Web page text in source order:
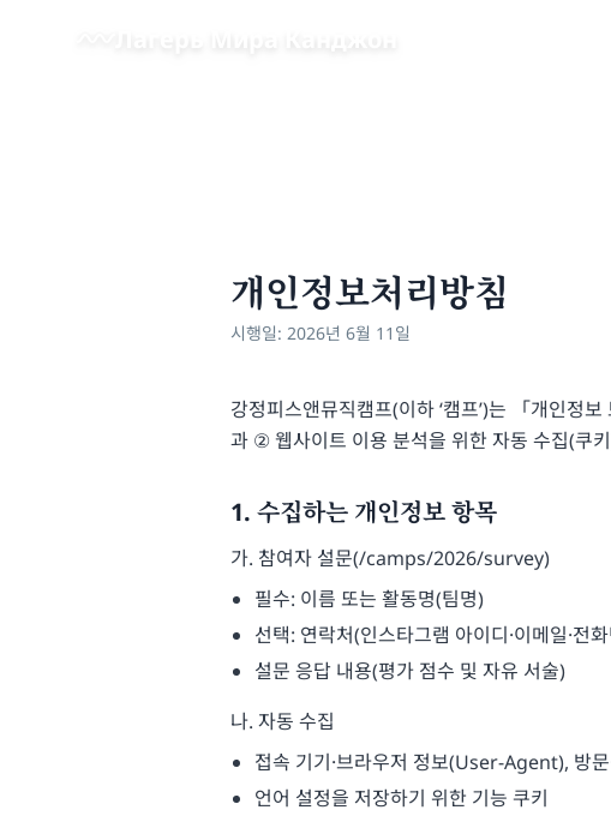
개인정보처리방침
시행일: 2026년 6월 11일
강정피스앤뮤직캠프(이하 ‘캠프’)는 「개인정
과 ② 웹사이트 이용 분석을 위한 자동 수집(쿠
1. 수집하는 개인정보 항목
가. 참여자 설문(/camps/2026/survey)
필수: 이름 또는 활동명(팀명)
선택: 연락처(인스타그램 아이디·이메일·전
설문 응답 내용(평가 점수 및 자유 서술)
나. 자동 수집
접속 기기·브라우저 정보(User-Agent), 방
언어 설정을 저장하기 위한 기능 쿠키